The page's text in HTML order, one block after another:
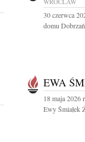
30 czerwca
domu
EWA
18 maja 2026
Ewy Śmiałek